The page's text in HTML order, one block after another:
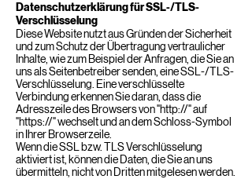
Datenschutzerklärung für SSL-/TLS-
Verschlüsselung
Diese Website nutzt aus Gründen der Sicherheit
und zum Schutz der Übertragung vertraulicher
Inhalte, wie zum Beispiel der Anfragen, die Sie an
uns als Seitenbetreiber senden, eine SSL-/TLS-
Verschlüsselung. Eine verschlüsselte
Verbindung erkennen Sie daran, dass die
Adresszeile des Browsers von "http://" auf
"https://" wechselt und an dem Schloss-Symbol
in Ihrer Browserzeile.
Wenn die SSL bzw. TLS Verschlüsselung
aktiviert ist, können die Daten, die Sie an uns
übermitteln, nicht von Dritten mitgelesen werden.